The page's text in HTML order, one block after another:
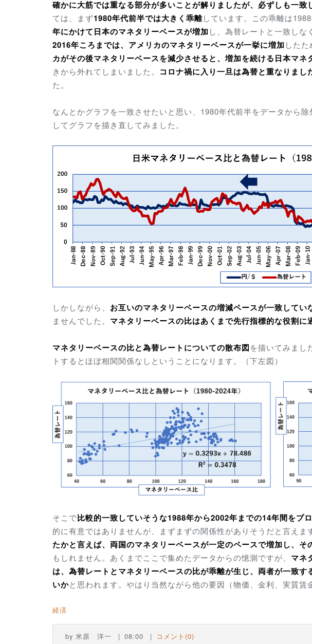
確かに大筋では重なる部分が多いことが解りましたが、必ずしも一致
ては、まず1980年代前半では大きく乖離しています。この乖離は
年にかけて日本のマネタリーベースが増加 し、為替レートと一致しな
2016年ころまでは、アメリカのマネタリーベースが一挙に増加 した
カがその後マネタリーベースを減少させると、増加を続ける日本マネ
きから外れてしまいました。 コロナ禍に入り一旦は為替と重なりま
た。
なんとかグラフを一致させたいと思い、1980年代前半をデータから
してグラフを描き直してみました。
しかしながら、 お互いのマネタリーベースの増減ペースが一致して
ませんでした。 マネタリーベースの比はあくまで先行指標的な役割に
マネタリーベースの比と為替レートについての散布図を描いてみまし
トするとほぼ相関関係なしということになります。（下左図）
そこで比較的一致していそうな1988年から2002年までの14年間をプ
的に有意ではありませんが、まずまずの関係性がありそうだと言えま
たかと言えば、両国のマネタリーベースが一定のペースで増加し、
もしれません。あくまでここで集めたデータからの憶測ですが、 マネ
は、為替レートとマネタリーベースの比が乖離が生じ、両者が一致
いかと思われます。やはり当然ながら他の要因（物価、金利、実質賃
経済
by 米原 洋一 08:00 コメント(0)